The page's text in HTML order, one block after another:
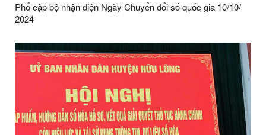
Phổ cập bộ nhận diện Ngày Chuyển đổi số quốc gia 10/10/
2024